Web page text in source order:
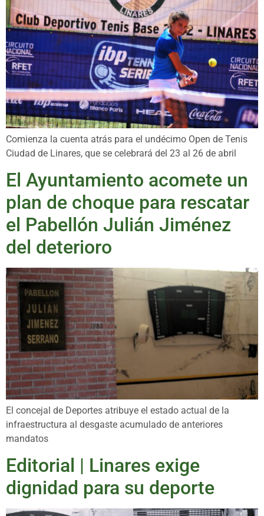
Comienza la cuenta atrás para el undécimo Open de Tenis
Ciudad de Linares, que se celebrará del 23 al 26 de abril
El Ayuntamiento acomete un
plan de choque para rescatar
el Pabellón Julián Jiménez
del deterioro
El concejal de Deportes atribuye el estado actual de la
infraestructura al desgaste acumulado de anteriores
mandatos
Editorial | Linares exige
dignidad para su deporte